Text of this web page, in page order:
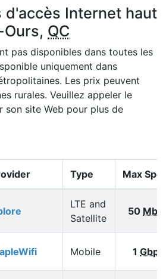
d'accès Internet haut
QC
pas disponibles dans toutes les
uniquement dans
Les prix peuvent
rurales. Veuillez appeler le
son site Web pour plus de
Type Max
LTE and
Satellite
50
Mobile 1 Gbps